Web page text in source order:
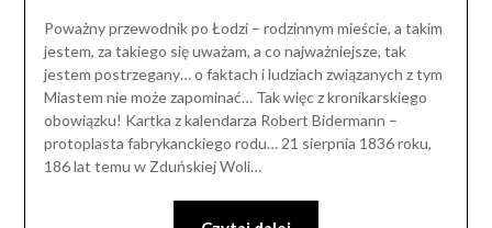
Poważny przewodnik po Łodzi – rodzinnym mieście, a takim
jestem, za takiego się uważam, a co najważniejsze, tak
jestem postrzegany… o faktach i ludziach związanych z tym
Miastem nie może zapominać… Tak więc z kronikarskiego
obowiązku! Kartka z kalendarza Robert Bidermann –
protoplasta fabrykanckiego rodu… 21 sierpnia 1836 roku,
186 lat temu w Zduńskiej Woli…